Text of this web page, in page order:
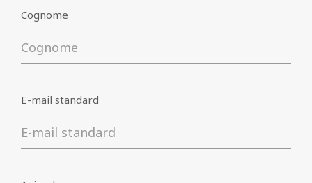
Cognome
E-mail standard